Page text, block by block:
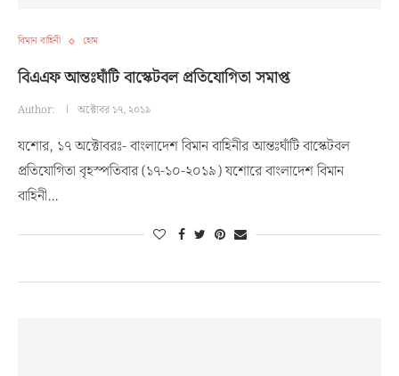
বিমান বাহিনী হোম
বিএএফ আন্তঃঘাঁটি বাস্কেটবল প্রতিযোগিতা সমাপ্ত
Author: অক্টোবর ১৭, ২০১৯
যশোর, ১৭ অক্টোবরঃ- বাংলাদেশ বিমান বাহিনীর আন্তঃঘাঁটি বাস্কেটবল
প্রতিযোগিতা বৃহস্পতিবার (১৭-১০-২০১৯) যশোরে বাংলাদেশ বিমান
বাহিনী…